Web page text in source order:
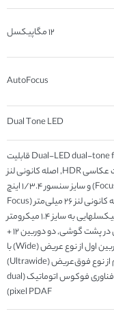
۱۲ مگاپیکسل
AutoFocus
Dual Tone LED
Dual-LED dual-tone flash HDR (photo/panorama) قابلیت
عکاسی پانوراما (Panorama) قابلیت عکاسی HDR, اصله کانونی لنز
۱۳ میلی‌متر (Focus Length ۱۳ mm) و سایز سنسور ۱/۳.۴ اینچ
(Sensor Size ۱/۳.۴ Inch), اصله کانونی لنز ۲۶ میلی‌متر (Focus
Length ۲۶ mm), ثبت تصاویر با پیکسل‎هایی به سایز ۱.۴ میکرومتر
(۱.۴µm Pixel Size), دارای دو دوربین در پشت گوشی, دو دوربین ۱۲ +
۱۲ مگاپیکسل (Dual Camera), دوربین اول از نوع عریض (Wide) با
دریچه‌ی دیافراگم f/۱.۶, دوربین دوم از نوع فوق‌عریض (Ultrawide)
با دریچه‌ی دیافراگم f/۲.۴, همراه با فناوری فوکوس اتوماتیک (dual
pixel PDAF)